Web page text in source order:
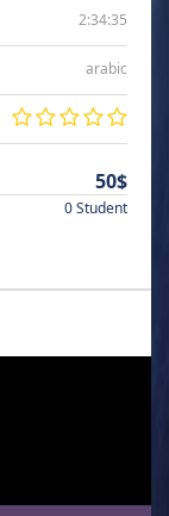
2:34:35
arabic
50$
0 Student